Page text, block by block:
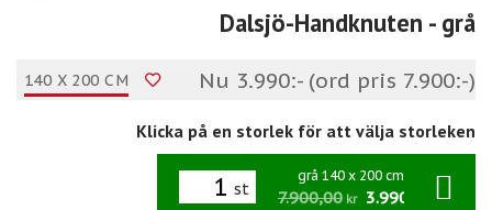
Dalsjö-Handknuten - grå
140 X 200 CM Nu 3.990:- (ord pris 7.900:-)
Klicka på en storlek för att välja storleken
st
grå 140 x 200 cm
7.900,00 kr 3.990,00 kr/st